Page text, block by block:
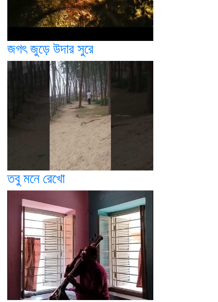
জগৎ জুড়ে উদার সুরে
তবু মনে রেখো